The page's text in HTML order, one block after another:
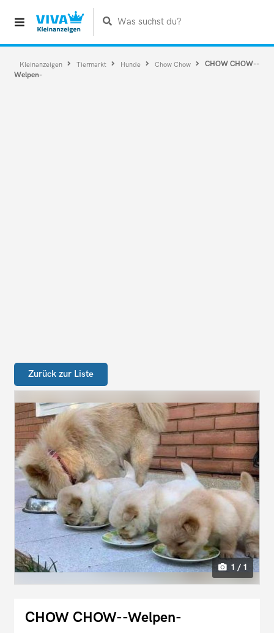
Was suchst du?
Kleinanzeigen Tiermarkt Hunde Chow Chow
CHOW CHOW--
Welpen-
Zurück zur Liste
1 / 1
CHOW CHOW--Welpen-